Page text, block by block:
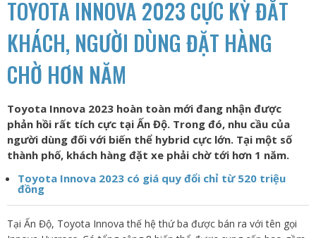
TOYOTA INNOVA 2023 CỰC KỲ ĐẮT
KHÁCH, NGƯỜI DÙNG ĐẶT HÀNG
CHỜ HƠN NĂM
Toyota Innova 2023 hoàn toàn mới đang nhận được
phản hồi rất tích cực tại Ấn Độ. Trong đó, nhu cầu của
người dùng đối với biến thể hybrid cực lớn. Tại một số
thành phố, khách hàng đặt xe phải chờ tới hơn 1 năm.
Toyota Innova 2023 có giá quy đổi chỉ từ 520 triệu
đồng
Tại Ấn Độ, Toyota Innova thế hệ thứ ba được bán ra với tên gọi